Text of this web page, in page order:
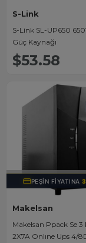
S-Link
S-Link SL-UP650
Güç Kaynağı
$53.58
TÜKENDI
PEŞIN FIYATINA
Makelsan
Makelsan Ppack Se 3
2X7A Onlıne Ups 4/